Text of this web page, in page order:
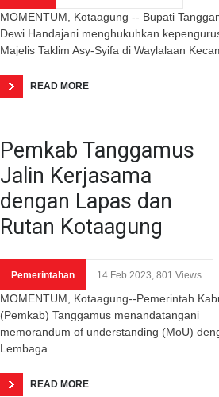
MOMENTUM, Kotaagung -- Bupati
Dewi Handajani menghukuhkan
Majelis Taklim Asy-Syifa di Waylalaan
READ MORE
Pemkab Tanggamus
Jalin Kerjasama
dengan Lapas dan
Rutan Kotaagung
Pemerintahan 14 Feb 2023, 801 Views
MOMENTUM, Kotaagung--Pemerintah
(Pemkab) Tanggamus menandatangani
memorandum of understanding (MoU)
Lembaga . . . .
READ MORE